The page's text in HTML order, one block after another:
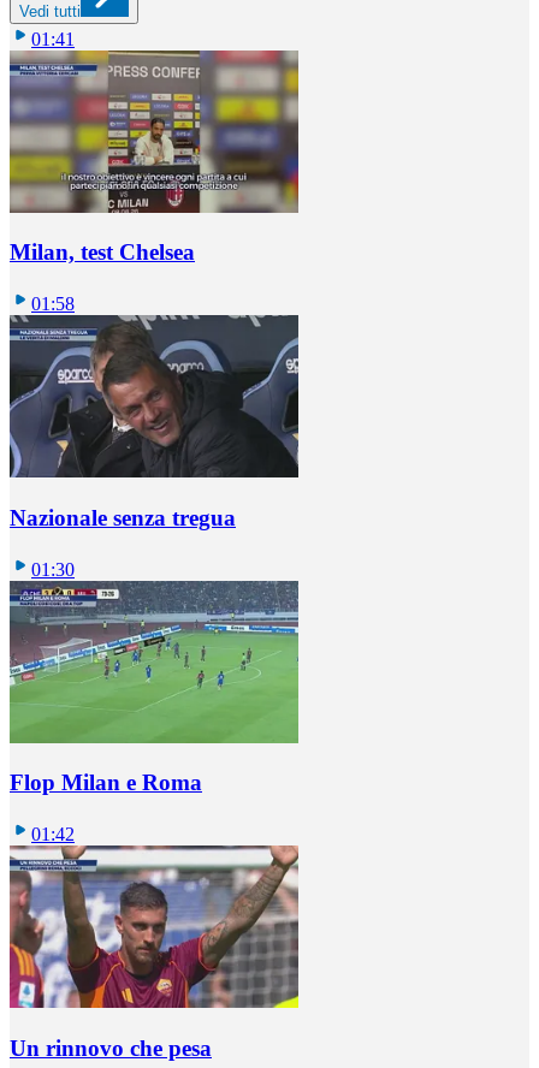
Vedi tutti
01:41
Milan, test Chelsea
01:58
Nazionale senza tregua
01:30
Flop Milan e Roma
01:42
Un rinnovo che pesa